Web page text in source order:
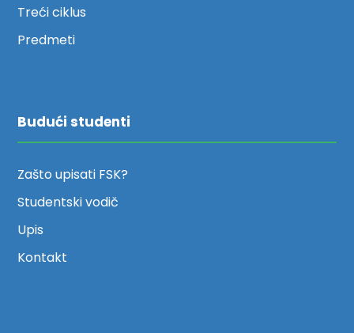
Treći ciklus
Predmeti
Budući studenti
Zašto upisati FSK?
Studentski vodič
Upis
Kontakt